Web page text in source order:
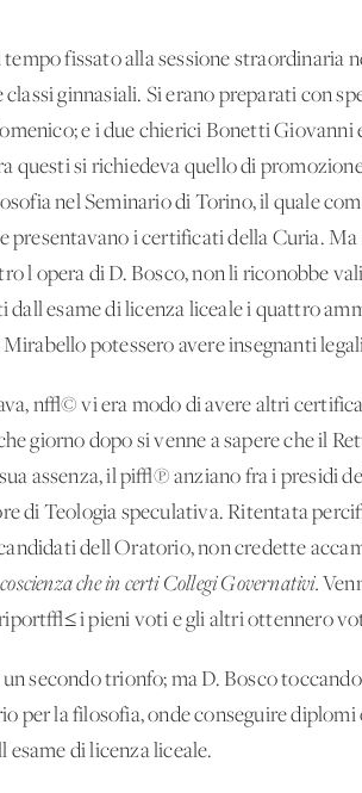
fissato alla sessione
ginnasiali. Si erano preparati con
e i due chierici Bonetti
questi si richiedeva quello di
nel Seminario di Torino, il quale
presentavano i certificati della Curia.
l'opera di D. Bosco, non li riconobbe
dall'esame di licenza liceale i quattro
potessero avere insegnanti
n√© vi era modo di avere altri
giorno dopo si venne a sapere che il
assenza, il pi√π anziano fra i presidi
di Teologia speculativa. Ritentata
dell'Oratorio, non credette
che in certi Collegi Governativi.
i pieni voti e gli altri ottennero
secondo trionfo; ma D. Bosco
per la filosofia, onde conseguire
di licenza liceale.